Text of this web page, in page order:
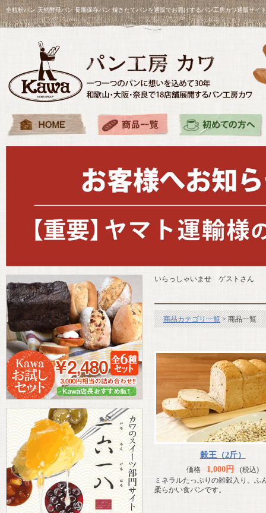
全粒粉パン 天然酵母パン 長期保存パン 焼きたてパンを通販でお届けするパン工房カワ通販サイト
いらっしゃいませ ゲストさん
商品カテゴリ一覧> 商品一覧
穀王（2斤）
価格 1,000円
(税込)
ミネラルたっぷりの雑穀入り。ふ
柔らかい食パンです。